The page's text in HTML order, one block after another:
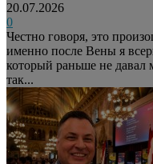
20.07.2026
0
Честно говоря, это
именно после Вены я
который раньше не давал
так...